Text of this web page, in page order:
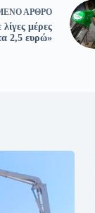
ΆΡΘΡΟ
μέρες
2,5 ευρώ»